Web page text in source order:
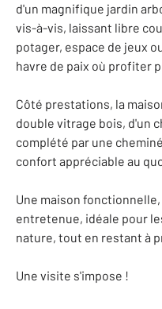
d'un magnifique jardin
vis-à-vis, laissant libre
potager, espace de jeux
havre de paix où profiter
Côté prestations, la
double vitrage bois, d'un
complété par une
confort appréciable au
Une maison
entretenue, idéale pour
nature, tout en restant à
Une visite s'impose !